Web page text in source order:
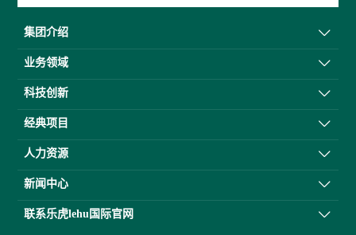
集团介绍
业务领域
科技创新
经典项目
人力资源
新闻中心
联系乐虎lehu国际官网